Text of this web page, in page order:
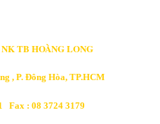
TB HOÀNG LONG
, P. Đông Hòa, TP.HCM
Fax : 08 3724 3179